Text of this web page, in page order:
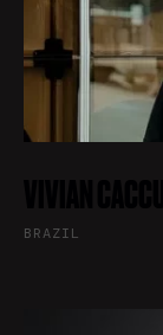
BRAZIL